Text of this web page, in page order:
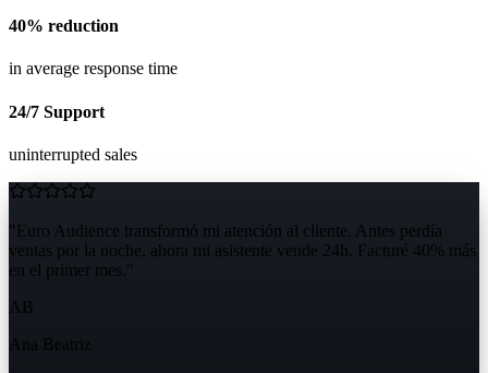
40% reduction
in average response time
24/7 Support
uninterrupted sales
" Euro Audience transformó mi atención al cliente. Antes perdía
ventas por la noche, ahora mi asistente vende 24h. Facturé 40% más
en el primer mes. "
AB
Ana Beatriz